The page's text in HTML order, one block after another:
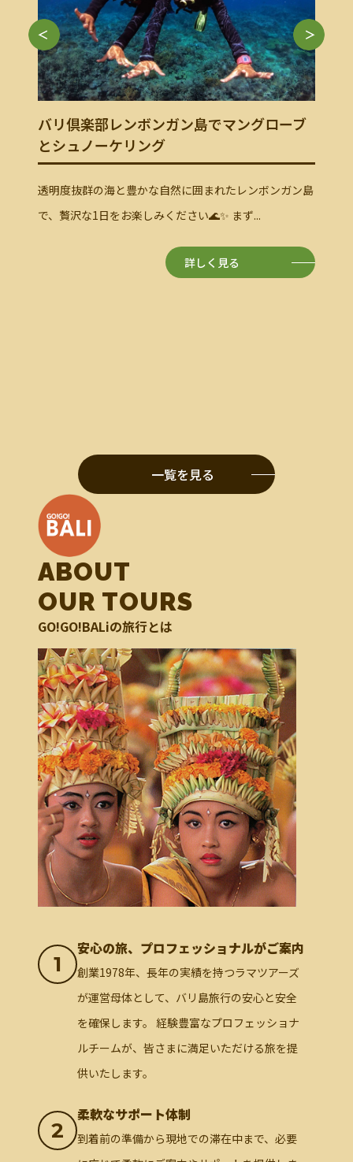
神秘のトゥカッチュプン滝と伝統を守るプ
一覧を見る
ABOUT
OUR TOURS
GO!GO!BALiの旅行とは
1
安心の旅、プロフェッショナルがご案内
創業1978年、長年の実績を持つラマツアーズ
が運営母体として、バリ島旅行の安心と安全
を確保します。 経験豊富なプロフェッショナ
ルチームが、皆さまに満足いただける旅を提
供いたします。
2
柔軟なサポート体制
到着前の準備から現地での滞在中まで、必要